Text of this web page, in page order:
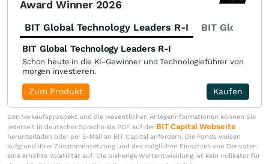
Award Winner 2026
BIT Global Technology Leaders R-I BIT Global
BIT Global Technology Leaders R-I
Schon heute in die KI-Gewinner und Technologieführer von
morgen investieren.
Kaufen
Zum Produkt
Den Verkaufsprospekt und die wesentlichen Anlegerinformationen können Sie
jederzeit in deutscher Sprache als PDF auf der BIT Capital Webseite
herunterladen oder per E-Mail an BIT Capital anfordern. Die Fonds weisen
aufgrund ihrer Zusammensetzung und des möglichen Einsatzes von Derivaten
eine erhöhte Volatilität auf. Die bisherige Wertentwicklung ist kein Indikator für